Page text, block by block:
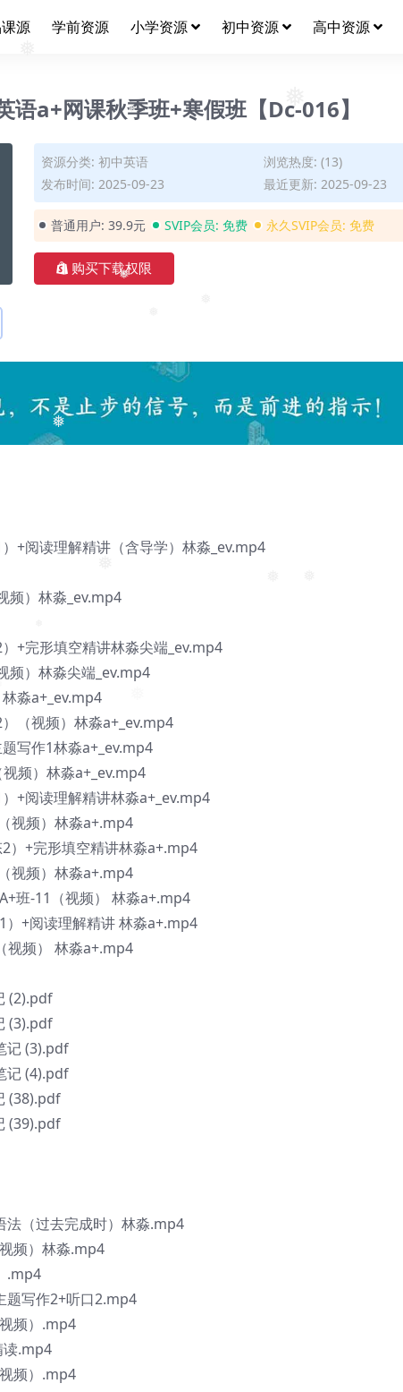
❅
❅
❅
❅
❅
源 学前资源 小学资源 初中资源 高中资源
a+网课秋季班+寒假班【Dc-016】
资源分类: 初中英语
浏览热度: (13)
发布时间: 2025-09-23
最近更新: 2025-09-23
普通用户: 39.9元 SVIP会员: 免费 永久SVIP会员: 免费
购买下载权限
+阅读理解精讲（含导学）林淼_ev.mp4
频）林淼_ev.mp4
+完形填空精讲林淼尖端_ev.mp4
频）林淼尖端_ev.mp4
淼a+_ev.mp4
（视频）林淼a+_ev.mp4
写作1林淼a+_ev.mp4
频）林淼a+_ev.mp4
+阅读理解精讲林淼a+_ev.mp4
视频）林淼a+.mp4
）+完形填空精讲林淼a+.mp4
视频）林淼a+.mp4
班-11（视频） 林淼a+.mp4
）+阅读理解精讲 林淼a+.mp4
视频） 林淼a+.mp4
(2).pdf
(3).pdf
记 (3).pdf
记 (4).pdf
(38).pdf
(39).pdf
法（过去完成时）林淼.mp4
频）林淼.mp4
.mp4
题写作2+听口2.mp4
频）.mp4
读.mp4
频）.mp4